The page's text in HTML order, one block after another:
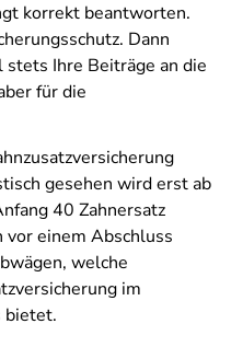
korrekt beantworten.
Dann
Ihre Beiträge an die
für die
gesehen wird erst ab
40 Zahnersatz
einem Abschluss
welche
im
bietet.